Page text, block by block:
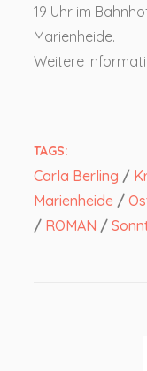
19 Uhr im
Marienheide.
Weitere
TAGS:
Carla Berling /
Marienheide /
/ ROMAN /